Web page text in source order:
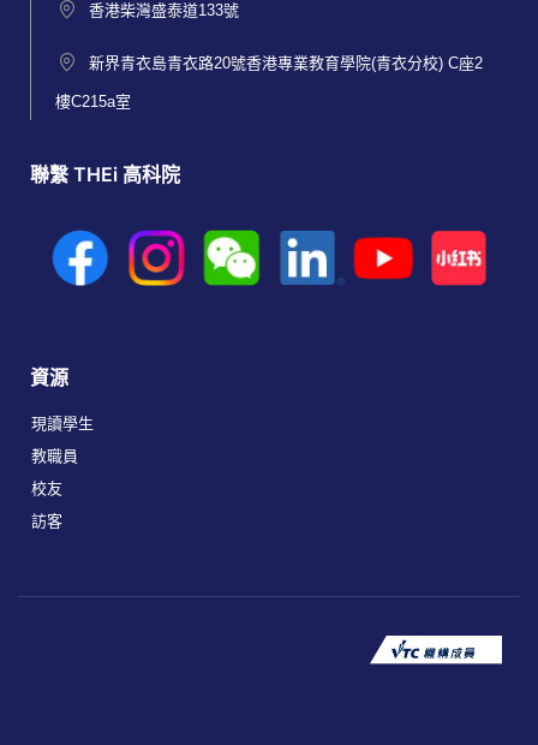
香港柴灣盛泰道133號
新界青衣島青衣路20號香港專業教育學院(青衣分校) C座2
樓C215a室
聯繫 THEi 高科院
資源
現讀學生
教職員
校友
訪客